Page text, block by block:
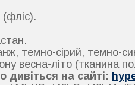
(фліс).
темно-сірий, темно-
весна-літо (тканина
на сайті: